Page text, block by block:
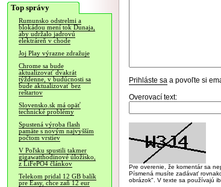
Top správy
Rumunsko odstrelmi a
blokádou mení tok Dunaja,
aby udržalo jadrovú
elektráreň v chode
Joj Play výrazne zdražuje
Chrome sa bude
aktualizovať dvakrát
týždenne, v budúcnosti sa
bude aktualizovať bez
reštartov
Slovensko.sk má opäť
technické problémy
Spustená výroba flash
pamäte s novým najvyšším
počtom vrstiev
V Poľsku spustili takmer
gigawatthodinové úložisko,
z LiFePO4 článkov
Telekom pridal 12 GB balík
pre Easy, chce zaň 12 eur
Prihláste sa a povoľte si
Overovací text:
Pre overenie, že komentár sa
Písmená musíte zadávať
obrázok". V texte sa používajú